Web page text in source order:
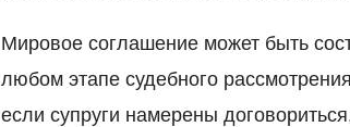
Мировое соглашение может быть
любом этапе судебного
если супруги намерены